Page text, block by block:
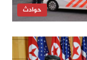
حوادث